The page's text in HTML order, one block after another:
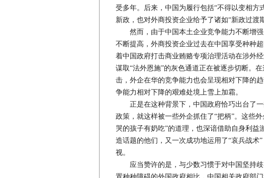
受多年。后来，中国为履行包括“不得以变相方
新政，也对外商投资企业给予了诸如“新政过渡
然而，由于中国本土企业竞争能力不断增强
不断提高，外商投资企业过去在中国享受种种
着中国政府打击商业贿赂专项治理活动在涉外
谋取“法外恩施”的灰色通道正在被逐步切断。
击，外企在华的竞争能力也会呈现相对下降的
争能力相对下降的艰难处境上雪上加霜。
正是在这种背景下，中国政府恰巧出台了一
政策，就这样被一些外企抓住了“把柄”。这些
哭的孩子有奶吃”的道理，也深谙借助自身利益
造话题的他们，又一次成功地运用了“哀兵战
视。
应当赞许的是，与少数习惯于对中国坚持歧